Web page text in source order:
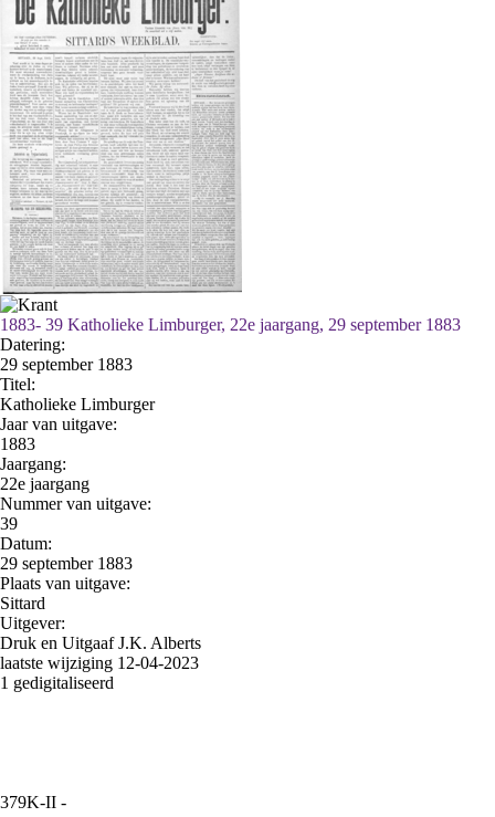
1883- 39 Katholieke Limburger, 22e jaargang, 29 september 1883
Datering:
29 september 1883
Titel:
Katholieke Limburger
Jaar van uitgave:
1883
Jaargang:
22e jaargang
Nummer van uitgave:
39
Datum:
29 september 1883
Plaats van uitgave:
Sittard
Uitgever:
Druk en Uitgaaf J.K. Alberts
laatste wijziging 12-04-2023
1 gedigitaliseerd
379K-II -